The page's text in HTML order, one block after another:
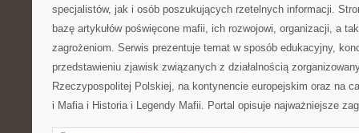
specjalistów, jak i osób poszukujących rzetelnych informacji.
bazę artykułów poświęcone mafii, ich rozwojowi, organizacji, a
zagrożeniom. Serwis prezentuje temat w sposób edukacyjny,
przedstawieniu zjawisk związanych z działalnością
Rzeczypospolitej Polskiej, na kontynencie europejskim oraz na
i Mafia i Historia i Legendy Mafii. Portal opisuje najważniejsze